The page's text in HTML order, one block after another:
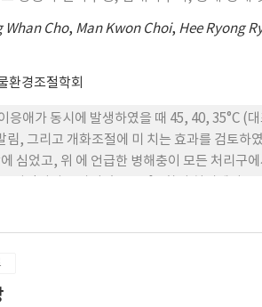
Whan Cho, Man Kwon Choi, Hee Ryong
환경조절학회
응애가 동시에 발생하였을 때 45, 40, 35°C (
림, 그리고 개화조절에 미 치는 효과를 검토
었고, 위 에 언급한 병해충이 모든 처리구
처리에서 가장 높았다. 환기 처리 11일 후에는
한 결과, 45°C에 서 암꽃이 전혀 나오지 않았
는 온실 내부의 고온 고습을 유도하여 흰가루